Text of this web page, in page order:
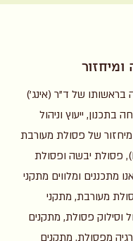
בראשותו של ד"ר (אינג')
ייעוץ וניהול
של פסולת מעורבת
ממקור ביתי (MSW), פסולת יבשה ופסולת
מתכננים ומלווים מתקני
מעורבת, מתקני
וסילוק פסולת, מתקנים
מפסולת, מתקנים